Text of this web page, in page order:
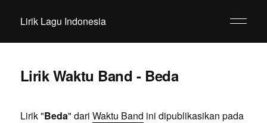
Lirik Lagu Indonesia
Lirik Waktu Band - Beda
Lirik "Beda" dari Waktu Band ini dipublikasikan pada